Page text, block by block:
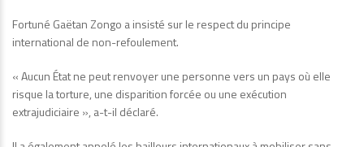
Fortuné Gaëtan Zongo a insisté sur le respect du principe
international de non-refoulement.
« Aucun État ne peut renvoyer une personne vers un pays où elle
risque la torture, une disparition forcée ou une exécution
extrajudiciaire », a-t-il déclaré.